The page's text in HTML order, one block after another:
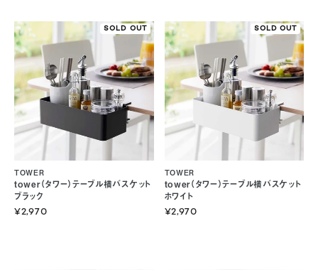
SOLD OUT
tower（タワー）テーブル横バスケット
ブラック
TOWER
¥2,970
SOLD OUT
tower（タワー）テーブル横バスケット
ホワイト
TOWER
¥2,970